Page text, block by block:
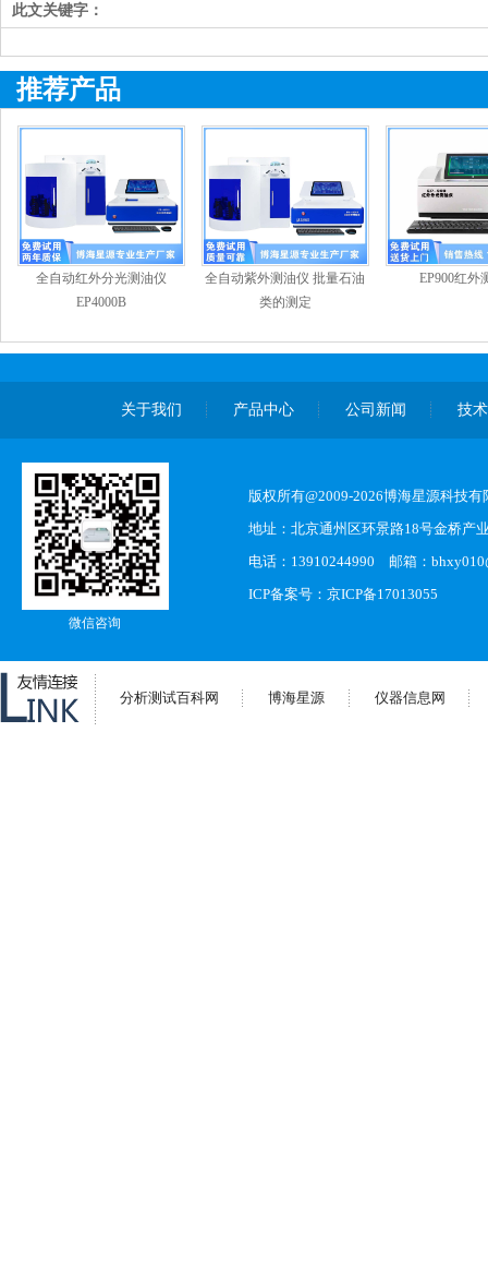
此文关键字：
推荐产品
全自动红外分光测油仪
EP4000B
全自动紫外测油仪 批量石油
类的测定
EP900红外
关于我们 产品中心 公司新闻 技
微信咨询
版权所有@2009-2026博海星源科技有
地址：北京通州区环景路18号金桥产
电话：13910244990 邮箱：
ICP备案号： 京ICP备17013055
分析测试百科网 博海星源 仪器信息网